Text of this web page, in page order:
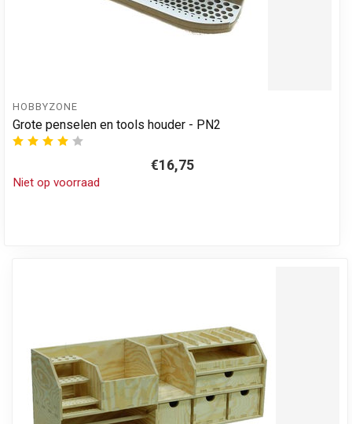
HOBBYZONE
Grote penselen en tools houder - PN2
€16,75
Niet op voorraad